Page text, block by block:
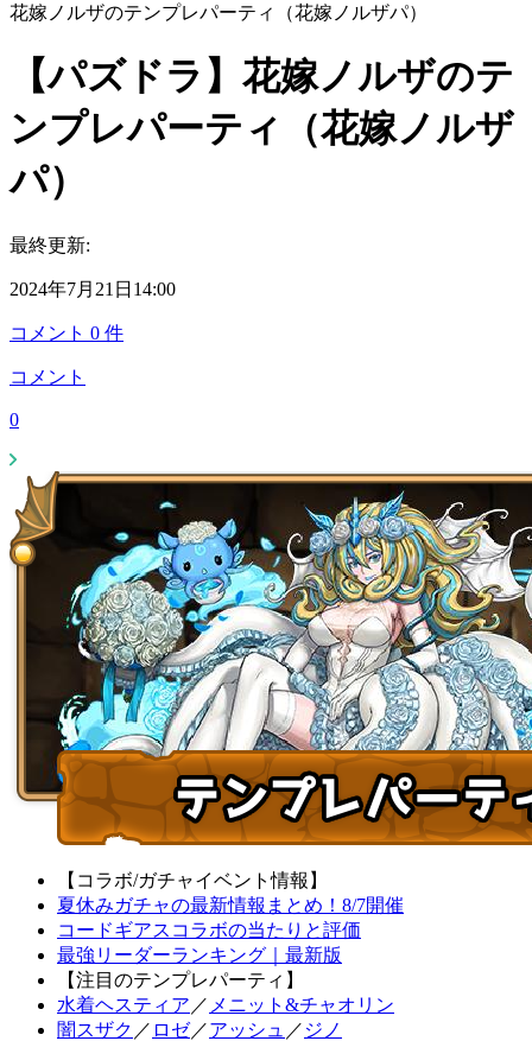
花嫁ノルザのテンプレパーティ（花嫁ノルザパ）
【パズドラ】花嫁ノルザのテ
ンプレパーティ（花嫁ノルザ
パ）
最終更新:
2024年7月21日14:00
コメント 0 件
コメント
0
【コラボ/ガチャイベント情報】
夏休みガチャの最新情報まとめ！8/7開催
コードギアスコラボの当たりと評価
最強リーダーランキング｜最新版
【注目のテンプレパーティ】
水着ヘスティア ／ メニット&チャオリン
闇スザク ／ ロゼ／アッシュ ／ ジノ